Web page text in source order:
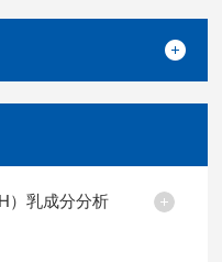
）乳成分分析